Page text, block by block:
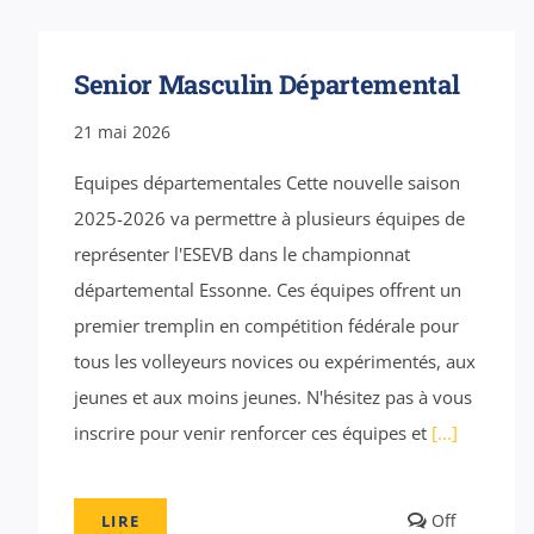
Senior Masculin Départemental
21 mai 2026
Equipes départementales Cette nouvelle saison
2025-2026 va permettre à plusieurs équipes de
représenter l'ESEVB dans le championnat
départemental Essonne. Ces équipes offrent un
premier tremplin en compétition fédérale pour
tous les volleyeurs novices ou expérimentés, aux
jeunes et aux moins jeunes. N'hésitez pas à vous
inscrire pour venir renforcer ces équipes et[...]
LIRE Off